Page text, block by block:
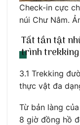
Check-in cực
núi Chư Nâm.
Tất tần tật
trình trekking
3.1 Trekking
thực vật đa
Từ bản làng
8 giờ đồng hồ